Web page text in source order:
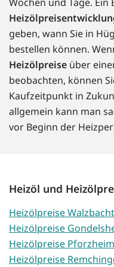
geben, wann Sie in
bestellen können.
Heizölpreise über
beobachten, können
Kaufzeitpunkt in
allgemein kann man
vor Beginn der
Heizöl und
Heizölpreise
Heizölpreise
Heizölpreise Pforzheim
Heizölpreise